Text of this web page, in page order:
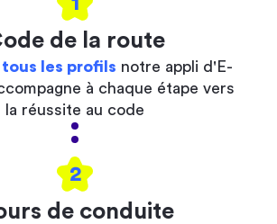
de la route
les profils notre appli d'E-
à chaque étape vers
la réussite au code
2
de conduite